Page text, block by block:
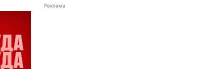
Реклама